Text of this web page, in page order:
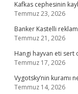
Kafkas cephesinin
Temmuz 23, 2026
Banker Kastelli
Temmuz 21, 2026
Hangi hayvan eti sert
Temmuz 17, 2026
Vygotsky’nin kuramı
Temmuz 14, 2026